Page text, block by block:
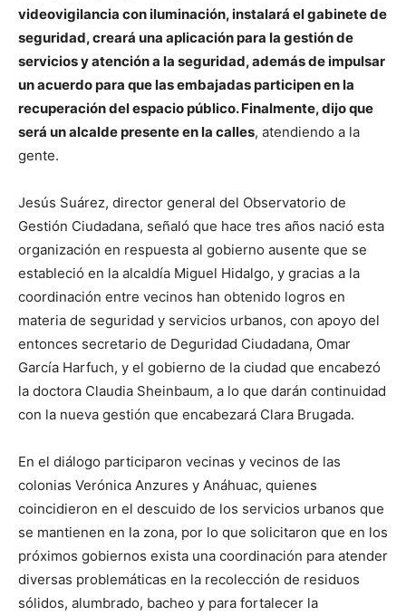
videovigilancia con iluminación, instalará el gabinete de
seguridad, creará una aplicación para la gestión de
servicios y atención a la seguridad, además de impulsar
un acuerdo para que las embajadas participen en la
recuperación del espacio público. Finalmente, dijo que
será un alcalde presente en la calles, atendiendo a la
gente.
Jesús Suárez, director general del Observatorio de
Gestión Ciudadana, señaló que hace tres años nació esta
organización en respuesta al gobierno ausente que se
estableció en la alcaldía Miguel Hidalgo, y gracias a la
coordinación entre vecinos han obtenido logros en
materia de seguridad y servicios urbanos, con apoyo del
entonces secretario de Deguridad Ciudadana, Omar
García Harfuch, y el gobierno de la ciudad que encabezó
la doctora Claudia Sheinbaum, a lo que darán continuidad
con la nueva gestión que encabezará Clara Brugada.
En el diálogo participaron vecinas y vecinos de las
colonias Verónica Anzures y Anáhuac, quienes
coincidieron en el descuido de los servicios urbanos que
se mantienen en la zona, por lo que solicitaron que en los
próximos gobiernos exista una coordinación para atender
diversas problemáticas en la recolección de residuos
sólidos, alumbrado, bacheo y para fortalecer la